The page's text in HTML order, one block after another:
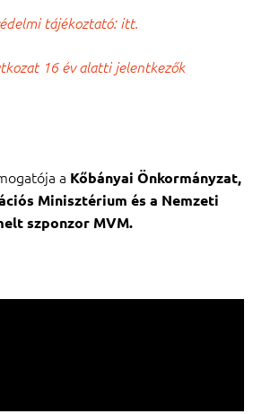
tájékoztató: itt.
16 év alatti jelentkezők
a Kőbányai Önkormányzat,
Minisztérium és a Nemzeti
szponzor MVM.